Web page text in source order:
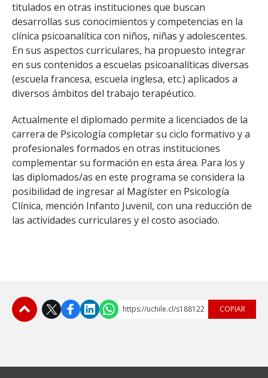
titulados en otras instituciones que buscan
desarrollas sus conocimientos y competencias en la
clínica psicoanalítica con niños, niñas y adolescentes.
En sus aspectos curriculares, ha propuesto integrar
en sus contenidos a escuelas psicoanalíticas diversas
(escuela francesa, escuela inglesa, etc.) aplicados a
diversos ámbitos del trabajo terapéutico.
Actualmente el diplomado permite a licenciados de la
carrera de Psicología completar su ciclo formativo y a
profesionales formados en otras instituciones
complementar su formación en esta área. Para los y
las diplomados/as en este programa se considera la
posibilidad de ingresar al Magíster en Psicología
Clínica, mención Infanto Juvenil, con una reducción de
las actividades curriculares y el costo asociado.
https://uchile.cl/s188122 COPIAR